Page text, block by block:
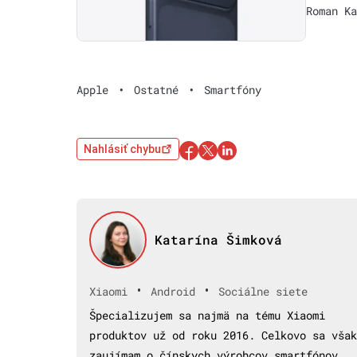
Roman
Apple • Ostatné • Smartfóny
Nahlásiť chybu
Katarína Šimková
Xiaomi • Android •
Sociálne siete
Špecializujem sa najmä na tému Xiaomi
produktov už od roku 2016. Celkovo sa však